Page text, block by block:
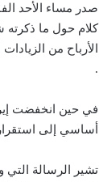
صدر مساء الأحد
كلام حول ما ذكرته
الأرباح من
.
في حين انخفضت
أساسي إلى
تشير الرسالة التي